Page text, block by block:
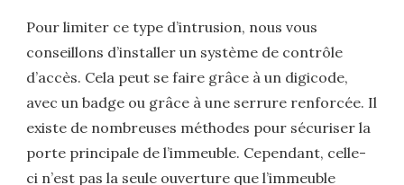
Pour limiter ce type d’intrusion, nous vous
conseillons d’installer un système de contrôle
d’accès. Cela peut se faire grâce à un digicode,
avec un badge ou grâce à une serrure renforcée. Il
existe de nombreuses méthodes pour sécuriser la
porte principale de l’immeuble. Cependant, celle-
ci n’est pas la seule ouverture que l’immeuble